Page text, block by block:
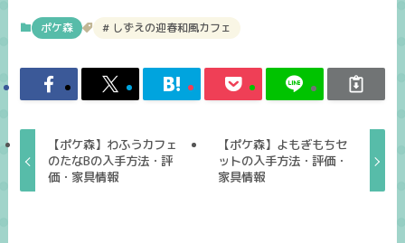
ポケ森 しずえの迎春和風カフェ
【ポケ森】わふうカフェ
のたなBの入手方法・評
価・家具情報
【ポケ森】よもぎもちセ
ットの入手方法・評価・
家具情報